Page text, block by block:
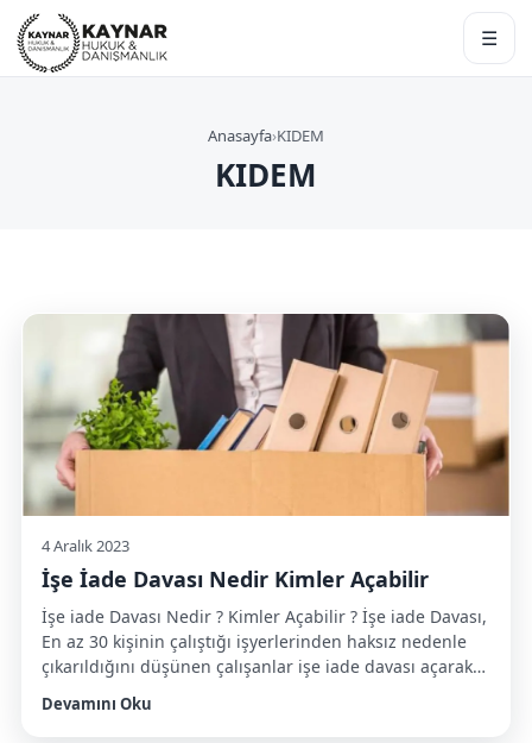
☰
Anasayfa›KIDEM
KIDEM
4 Aralık 2023
İşe İade Davası Nedir Kimler Açabilir
İşe iade Davası Nedir ? Kimler Açabilir ? İşe iade Davası,
En az 30 kişinin çalıştığı işyerlerinden haksız nedenle
çıkarıldığını düşünen çalışanlar işe iade davası açarak
4+4 ya da kıdemlerinin daha fazla olması halinde 4+8
şeklinde boşta geçen süre ve işe başlatmama tazminatı
Devamını Oku